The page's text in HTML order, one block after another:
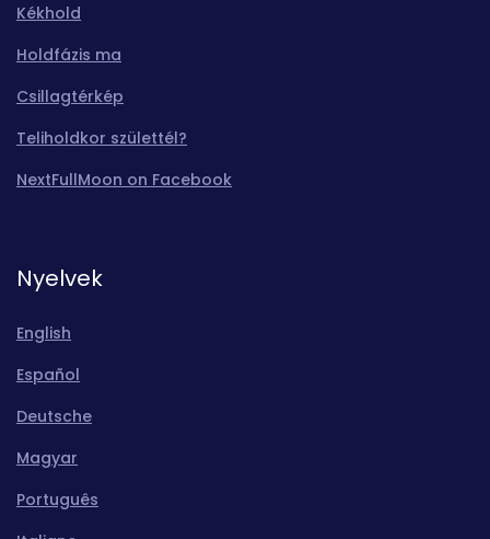
Kékhold
Holdfázis ma
Csillagtérkép
Teliholdkor születtél?
NextFullMoon on Facebook
Nyelvek
English
Español
Deutsche
Magyar
Português